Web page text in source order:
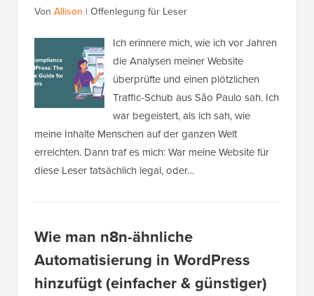
Von Allison | Offenlegung für Leser
Ich erinnere mich, wie ich vor Jahren
die Analysen meiner Website
überprüfte und einen plötzlichen
Traffic-Schub aus São Paulo sah. Ich
war begeistert, als ich sah, wie
meine Inhalte Menschen auf der ganzen Welt
erreichten. Dann traf es mich: War meine Website für
diese Leser tatsächlich legal, oder…
Wie man n8n-ähnliche
Automatisierung in WordPress
hinzufügt (einfacher & günstiger)